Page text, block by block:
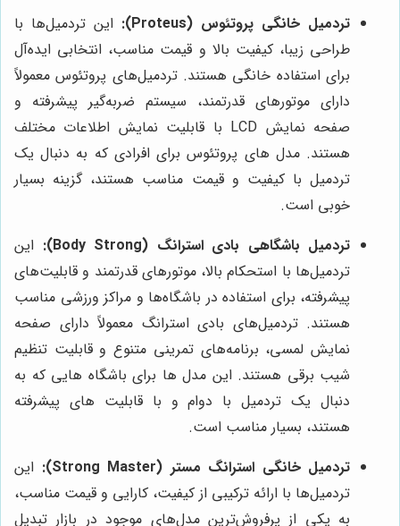
تردمیل خانگی پروتئوس (Proteus):
این تردمیل‌ها با
طراحی زیبا، کیفیت بالا و قیمت مناسب، انتخابی ایده‌آل
برای استفاده خانگی هستند. تردمیل‌های پروتئوس معمولاً
دارای موتورهای قدرتمند، سیستم ضربه‌گیر پیشرفته و
صفحه نمایش LCD با قابلیت نمایش اطلاعات مختلف
هستند. مدل های پروتئوس برای افرادی که به دنبال یک
تردمیل با کیفیت و قیمت مناسب هستند، گزینه بسیار
خوبی است.
تردمیل باشگاهی بادی استرانگ (Body Strong):
این
تردمیل‌ها با استحکام بالا، موتورهای قدرتمند و قابلیت‌های
پیشرفته، برای استفاده در باشگاه‌ها و مراکز ورزشی مناسب
هستند. تردمیل‌های بادی استرانگ معمولاً دارای صفحه
نمایش لمسی، برنامه‌های تمرینی متنوع و قابلیت تنظیم
شیب برقی هستند. این مدل ها برای باشگاه هایی که به
دنبال یک تردمیل با دوام و با قابلیت های پیشرفته
هستند، بسیار مناسب است.
تردمیل خانگی استرانگ مستر (Strong Master):
این
تردمیل‌ها با ارائه ترکیبی از کیفیت، کارایی و قیمت مناسب،
به یکی از پرفروش‌ترین مدل‌های موجود در بازار تبدیل